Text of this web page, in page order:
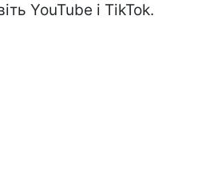
YouTube і TikTok.